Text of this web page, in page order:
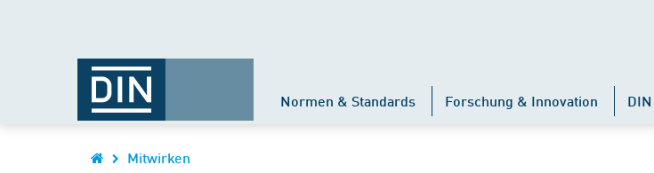
Normen & Standards Forschung & Innovation
Mitwirken